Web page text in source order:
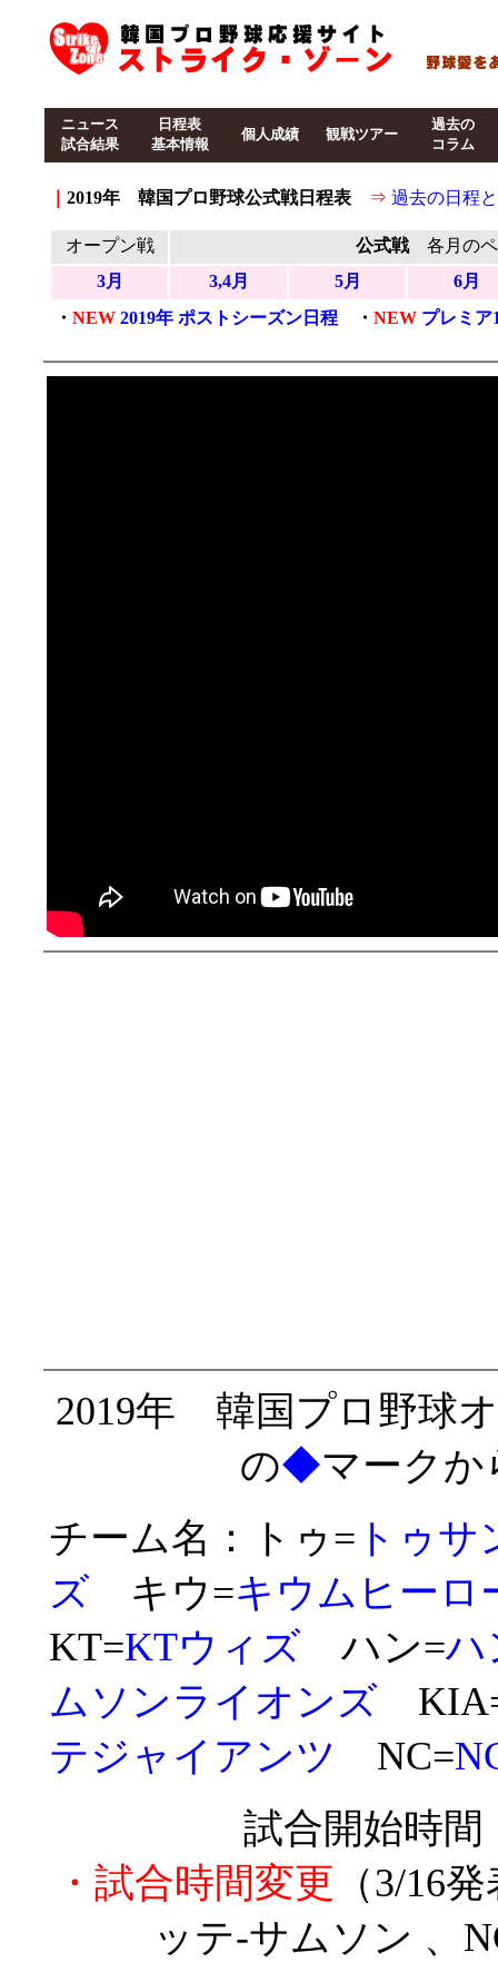
ニュース
試合結果
日程表
基本情報
個人成績 観戦ツアー
過去の
コラム
2019年 韓国プロ野球公式戦日程表 ⇒ 過去の日程
オープン戦 公式戦 各月の
3月
3,4月 5月
6月
・ NEW 2019年 ポストシーズン日程 ・ NEW プレミア
2019年 韓国プロ野球
の◆マークか
チーム名：トゥ= トゥ
ズ キウ=キウムヒーロ
KT=KTウィズ ハン=ハ
ムソンライオンズ
テジャイアンツ
NC=
試合開始時
・試合時間変更 （3/16
ッテ-サムソン 、